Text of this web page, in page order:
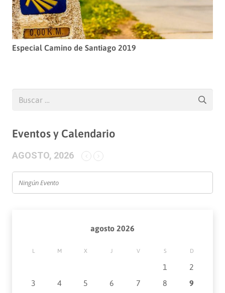
Especial Camino de Santiago 2019
Eventos y Calendario
AGOSTO, 2026
Ningún Evento
agosto 2026
M X V S D
1
2
3
4 5 6 7 8 9